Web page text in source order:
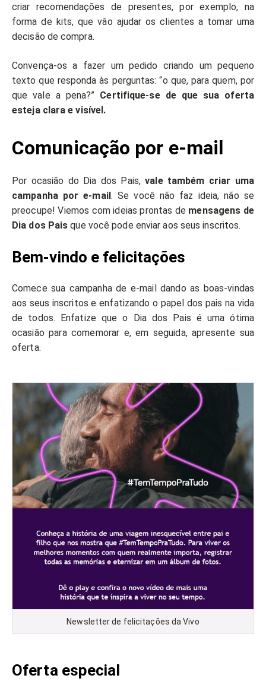
criar recomendações de presentes, por exemplo, na
forma de kits, que vão ajudar os clientes a tomar uma
decisão de compra.
Convença-os a fazer um pedido criando um pequeno
texto que responda às perguntas: “o que, para quem, por
que vale a pena?” Certifique-se de que sua oferta
esteja clara e visível.
Comunicação por e-mail
Por ocasião do Dia dos Pais,vale também criar uma
campanha por e-mail. Se você não faz ideia, não se
preocupe! Viemos com ideias prontas de mensagens de
Dia dos Pais que você pode enviar aos seus inscritos.
Bem-vindo e felicitações
Comece sua campanha de e-mail dando as boas-vindas
aos seus inscritos e enfatizando o papel dos pais na vida
de todos. Enfatize que o Dia dos Pais é uma ótima
ocasião para comemorar e, em seguida, apresente sua
oferta.
Newsletter de felicitações da Vivo
Oferta especial